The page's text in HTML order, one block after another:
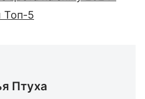
Топ-5
Птуха